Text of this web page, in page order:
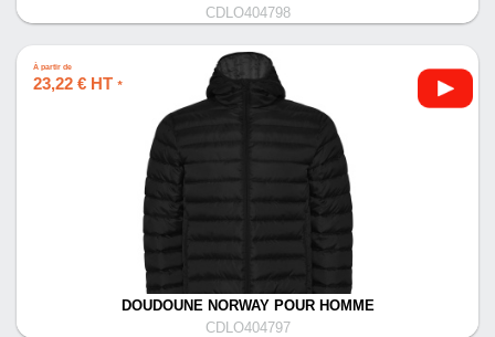
CDLO404798
À partir de
23,22 € HT *
DOUDOUNE NORWAY POUR HOMME
CDLO404797